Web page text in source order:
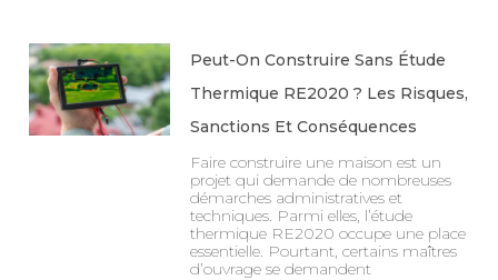
Peut-On Construire Sans Étude
Thermique RE2020 ? Les Risques,
Sanctions Et Conséquences
Faire construire une maison est un
projet qui demande de nombreuses
démarches administratives et
techniques. Parmi elles, l’étude
thermique RE2020 occupe une place
essentielle. Pourtant, certains maîtres
d’ouvrage se demandent